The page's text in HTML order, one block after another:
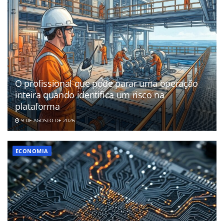
O profissional que pode parar uma operação
inteira quando identifica um risco na
plataforma
9 DE AGOSTO DE 2026
ECONOMIA